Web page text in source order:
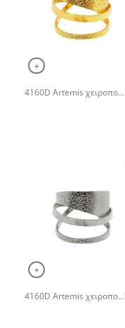
+
4160D Artemis χειροποίητο δαχτυλιδι Catherine bijoux Χρυσό
+
4160D Artemis χειροποίητο δαχτυλιδι Catherine bijoux Ασημί